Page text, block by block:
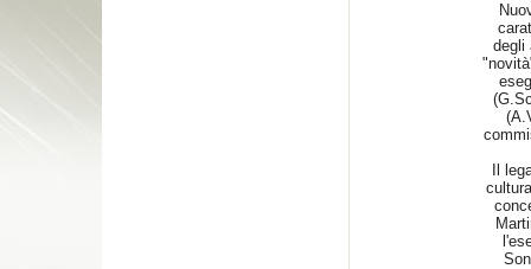
degli
Il